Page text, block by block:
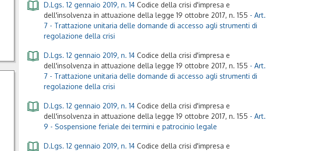
D.Lgs. 12 gennaio 2019, n. 14 Codice della crisi d'impresa e
dell'insolvenza in attuazione della legge 19 ottobre 2017, n. 155 - Art.
7 - Trattazione unitaria delle domande di accesso agli strumenti di
regolazione della crisi
D.Lgs. 12 gennaio 2019, n. 14 Codice della crisi d'impresa e
dell'insolvenza in attuazione della legge 19 ottobre 2017, n. 155 - Art.
7 - Trattazione unitaria delle domande di accesso agli strumenti di
regolazione della crisi
D.Lgs. 12 gennaio 2019, n. 14 Codice della crisi d'impresa e
dell'insolvenza in attuazione della legge 19 ottobre 2017, n. 155 - Art.
9 - Sospensione feriale dei termini e patrocinio legale
D.Lgs. 12 gennaio 2019, n. 14 Codice della crisi d'impresa e